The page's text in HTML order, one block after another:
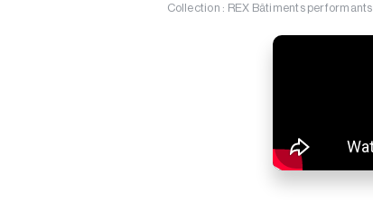
Collection : REX Bâtiments performants